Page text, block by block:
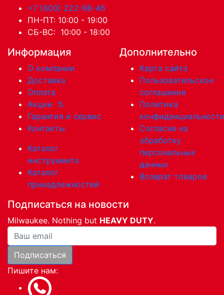
+7 (800) 222-98-46
ПН-ПТ: 10:00 - 19:00
СБ-ВС: 10:00 - 18:00
Информация
О компании
Доставка
Оплата
Акции %
Гарантия и сервис
Контакты
Каталог
инструмента
Каталог
принадлежностей
Дополнительно
Карта сайта
Пользовательское
соглашение
Политика
Согласие на
обработку
персональных
данных
Возврат товаров
Подписаться на новости
Milwaukee. Nothing but HEAVY DUTY.
Ваша почта
Подписаться
Пишите нам: